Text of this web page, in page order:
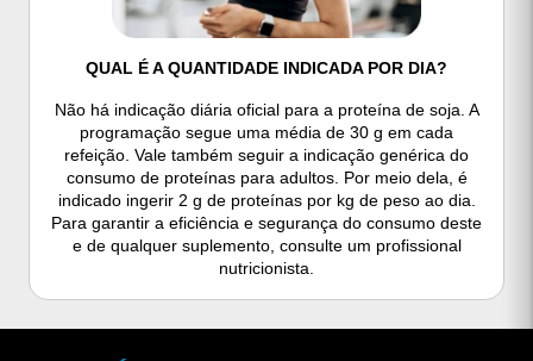
QUAL É A QUANTIDADE INDICADA POR DIA?
Não há indicação diária oficial para a proteína de soja. A
programação segue uma média de 30 g em cada
refeição. Vale também seguir a indicação genérica do
consumo de proteínas para adultos. Por meio dela, é
indicado ingerir 2 g de proteínas por kg de peso ao dia.
Para garantir a eficiência e segurança do consumo deste
e de qualquer suplemento, consulte um profissional
nutricionista.